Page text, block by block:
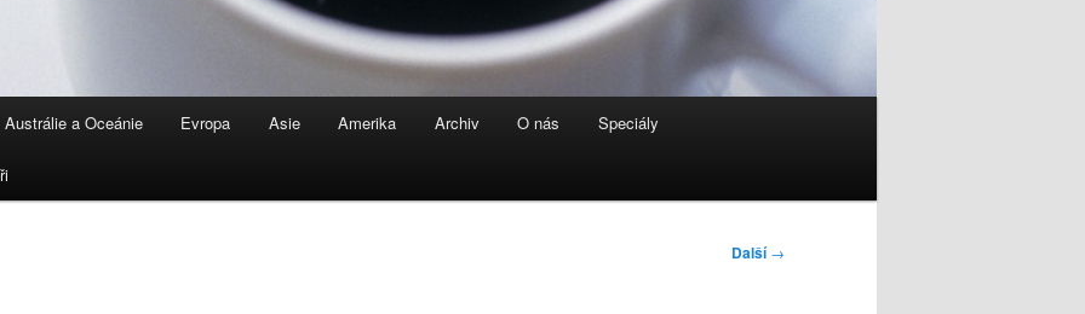
Austrálie a Oceánie Evropa Asie Amerika Archiv O nás Speciály
Další→